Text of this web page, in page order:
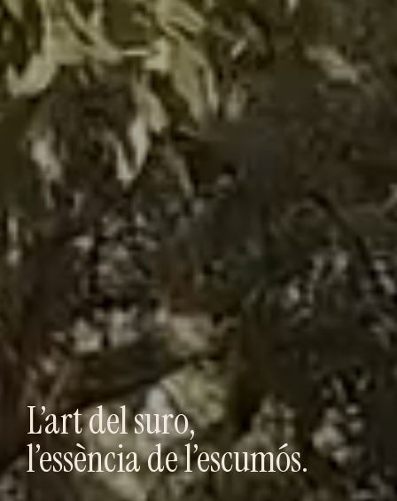
L’art del suro,
l’essència de l’escumós.